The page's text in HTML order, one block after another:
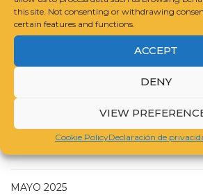
this site. Not consenting or withdrawing
certain features and functions.
ACCEPT
DENY
VIEW
Cookie PolicyDeclaración de
INTERNATIONAL FOUNDATION FOR
GUIDELINES FOR COMPILING A
MAYO 2025